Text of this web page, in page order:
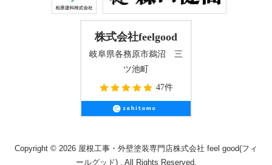
株式会社feelgood
岐阜県各務原市鵜沼 三
ツ池町
47件
Copyright © 2026 屋根工事・外壁塗装専門店株式会社 feel good(フィ
ールグッド) . All Rights Reserved.